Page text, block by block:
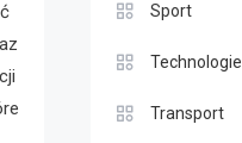
Sport
Technologie
Transport